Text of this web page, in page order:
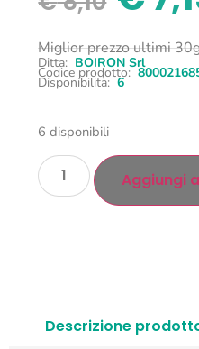
Miglior prezzo ultimi
Ditta: BOIRON Srl
Codice prodotto:
Disponibilità: 6
6 disponibili
Aggiungi
Descrizione